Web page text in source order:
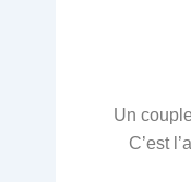
Un
C’est